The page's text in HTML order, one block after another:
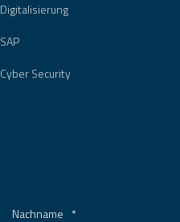
Digitalisierung
SAP
Cyber Security
Nachname *